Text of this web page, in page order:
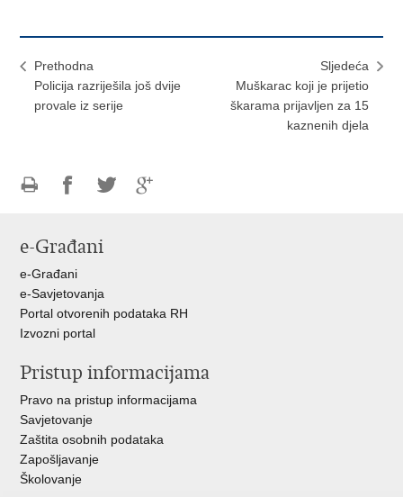
Prethodna
Policija razriješila još dvije
provale iz serije
Sljedeća
Muškarac koji je prijetio
škarama prijavljen za 15
kaznenih djela
FacebookuTwitteru
e-Građani
e-Građani
e-Savjetovanja
Portal otvorenih podataka RH
Izvozni portal
Pristup informacijama
Pravo na pristup informacijama
Savjetovanje
Zaštita osobnih podataka
Zapošljavanje
Školovanje